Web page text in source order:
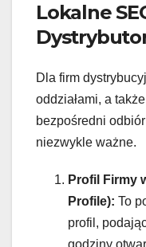
Lokalne
Dla firm
oddziałami, a
bezpośredni
niezwykle ważne.
Profil Firmy
Profile): To
profil,